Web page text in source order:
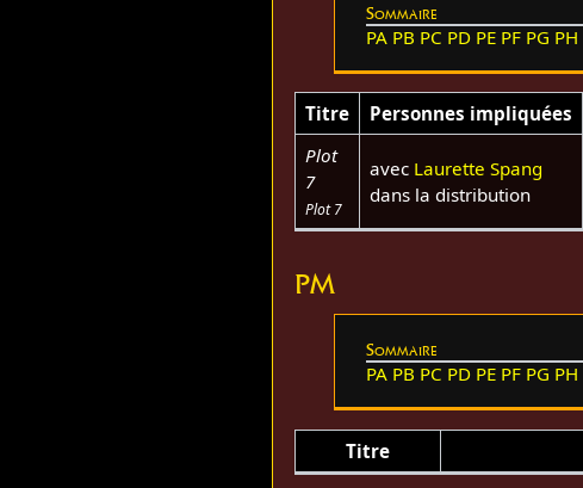
Sommaire
PA PB PC PD PE PF PG PH
Titre Personnes impliquées
Plot
7
Plot 7
avec Laurette Spang
dans la distribution
PM
Sommaire
PA PB PC PD PE PF PG PH
Titre